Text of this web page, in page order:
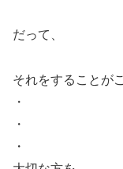
だって、
それをすることが
・
・
・